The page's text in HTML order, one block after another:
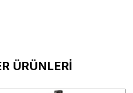
ÜRÜNLERİ